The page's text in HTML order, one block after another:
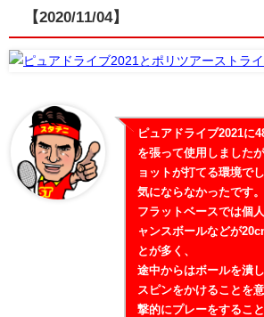
【2020/11/04】
ピュアドライブ2021に
を張って使用しました
ョットが打てる環境で
気にならなかったです。
フラットベースでは個
ャンスボールなどが
とが多く、
途中からはボールを潰
スピンをかけることを
撃的にプレーをするこ